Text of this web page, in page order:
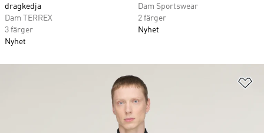
dragkedja
Dam TERREX
3 färger
Nyhet
Dam Sportswear
2 färger
Nyhet